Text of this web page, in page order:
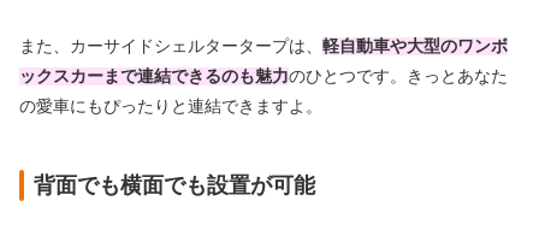
また、カーサイドシェルタータープは、 軽自動車や大型のワンボ
ックスカーまで連結できるのも魅力のひとつです。きっとあなた
の愛車にもぴったりと連結できますよ。
背面でも横面でも設置が可能